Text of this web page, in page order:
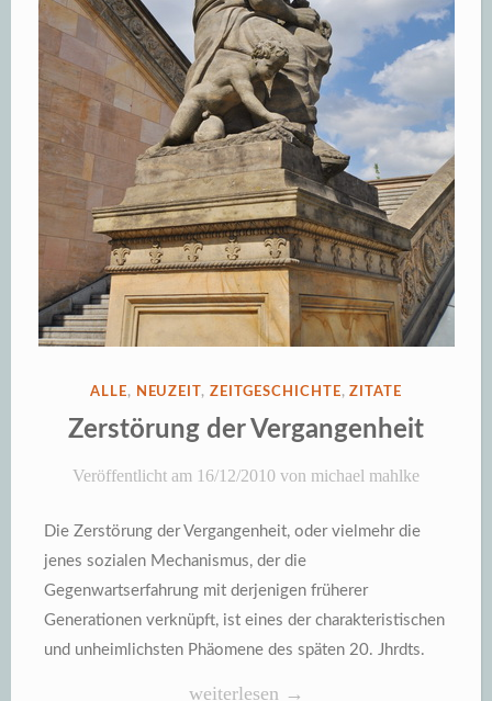
VERÖFFENTLICHT
ALLE, NEUZEIT, ZEITGESCHICHTE,ZITATE
Zerstörung der Vergangenheit
Veröffentlicht am 16/12/2010 von michael mahlke
Die Zerstörung der Vergangenheit, oder vielmehr die
jenes sozialen Mechanismus, der die
Gegenwartserfahrung mit derjenigen früherer
Generationen verknüpft, ist eines der charakteristischen
und unheimlichsten Phäomene des späten 20. Jhrdts.
„Zerstörung
weiterlesen →